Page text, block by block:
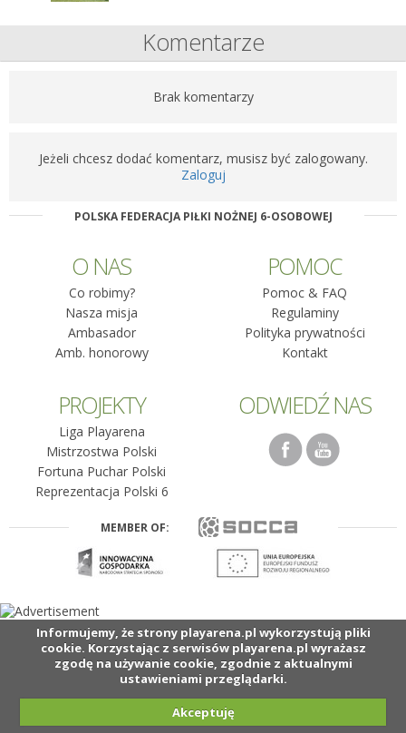
Komentarze
Brak komentarzy
Jeżeli chcesz dodać komentarz, musisz być zalogowany.
Zaloguj
POLSKA FEDERACJA PIŁKI NOŻNEJ 6-OSOBOWEJ
O NAS
Co robimy?
Nasza misja
Ambasador
Amb. honorowy
POMOC
Pomoc & FAQ
Regulaminy
Polityka prywatności
Kontakt
PROJEKTY
Liga Playarena
Mistrzostwa Polski
Fortuna Puchar Polski
Reprezentacja Polski 6
ODWIEDŹ NAS
MEMBER OF:
Informujemy, że strony playarena.pl wykorzystują pliki
cookie. Korzystając z serwisów playarena.pl wyrażasz
zgodę na używanie cookie, zgodnie z aktualnymi
ustawieniami przeglądarki.
Akceptuję